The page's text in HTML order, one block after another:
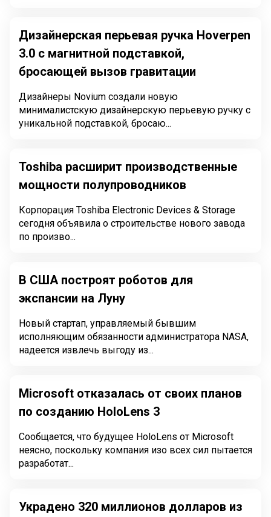
Дизайнерская перьевая ручка Hoverpen
3.0 с магнитной подставкой,
бросающей вызов гравитации
Дизайнеры Novium создали новую
минималистскую дизайнерскую перьевую ручку с
уникальной подставкой, бросаю...
Toshiba расширит производственные
мощности полупроводников
Корпорация Toshiba Electronic Devices & Storage
сегодня объявила о строительстве нового завода
по произво...
В США построят роботов для
экспансии на Луну
Новый стартап, управляемый бывшим
исполняющим обязанности администратора NASA,
надеется извлечь выгоду из...
Microsoft отказалась от своих планов
по созданию HoloLens 3
Сообщается, что будущее HoloLens от Microsoft
неясно, поскольку компания изо всех сил пытается
разработат...
Украдено 320 миллионов долларов из